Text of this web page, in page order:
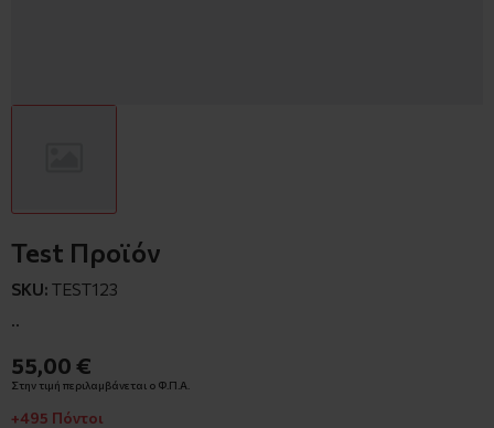
Test Προϊόν
SKU: TEST123
..
55,00 €
Στην τιμή περιλαμβάνεται ο Φ.Π.Α.
+495 Πόντοι